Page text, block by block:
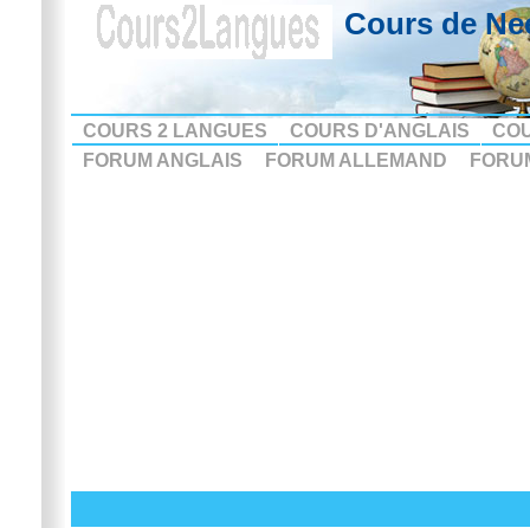
Cours de
COURS 2 LANGUES COURS D'ANGLAIS
FORUM ANGLAIS
FORUM ALLEMAND